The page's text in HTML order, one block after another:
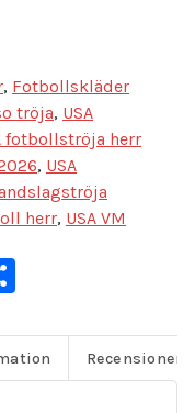
, Fotbollskläder
tröja, USA
fotbollströja herr
, USA
herr, USA VM
Recensioner